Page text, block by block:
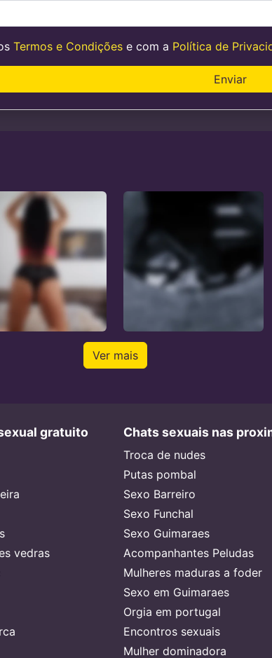
Termos e Condiçõese com a Política de
Enviar
Ver mais
gratuito
vedras
Chats sexuais nas
Troca de nudes
Putas pombal
Sexo Barreiro
Sexo Funchal
Sexo Guimaraes
Acompanhantes Peludas
Mulheres maduras a foder
Sexo em Guimaraes
Orgia em portugal
Encontros sexuais
Mulher dominadora